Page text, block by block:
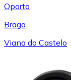
Oporto
Braga
Viana do Castelo